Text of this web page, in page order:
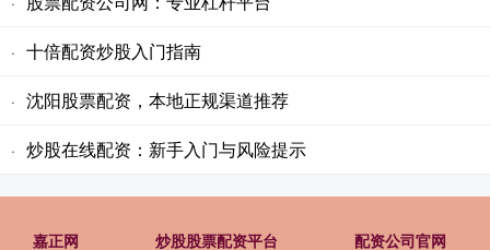
· 十倍配资炒股入门指南
· 沈阳股票配资，本地正规渠道推荐
· 炒股在线配资：新手入门与风险提示
嘉正网 炒股股票配资平台 配资公司官网